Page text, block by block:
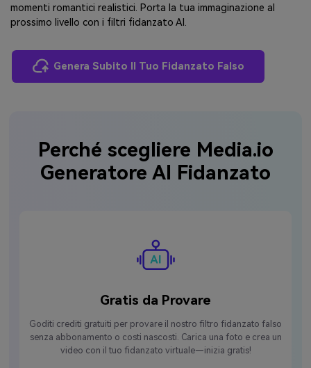
momenti romantici realistici. Porta la tua immaginazione al
prossimo livello con i filtri fidanzato AI.
Genera Subito Il Tuo Fidanzato Falso
Perché scegliere Media.io
Generatore AI Fidanzato
Gratis da Provare
Goditi crediti gratuiti per provare il nostro filtro fidanzato falso
senza abbonamento o costi nascosti. Carica una foto e crea un
video con il tuo fidanzato virtuale—inizia gratis!